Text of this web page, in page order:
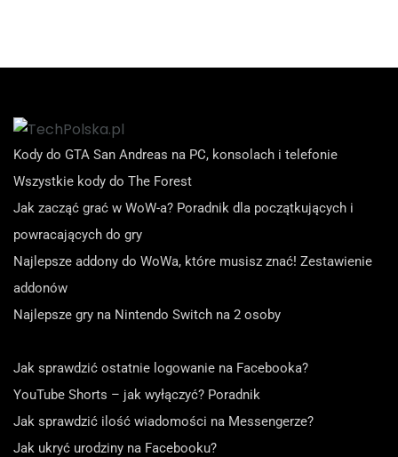
Kody do GTA San Andreas na PC, konsolach i telefonie
Wszystkie kody do The Forest
Jak zacząć grać w WoW-a? Poradnik dla początkujących i
powracających do gry
Najlepsze addony do WoWa, które musisz znać! Zestawienie
addonów
Najlepsze gry na Nintendo Switch na 2 osoby
Jak sprawdzić ostatnie logowanie na Facebooka?
YouTube Shorts – jak wyłączyć? Poradnik
Jak sprawdzić ilość wiadomości na Messengerze?
Jak ukryć urodziny na Facebooku?